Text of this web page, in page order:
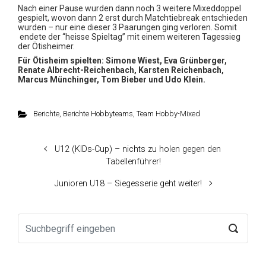
Nach einer Pause wurden dann noch 3 weitere Mixeddoppel
gespielt, wovon dann 2 erst durch Matchtiebreak entschieden
wurden – nur eine dieser 3 Paarungen ging verloren. Somit
endete der “heisse Spieltag” mit einem weiteren Tagessieg
der Ötisheimer.
Für Ötisheim spielten: Simone Wiest, Eva Grünberger,
Renate Albrecht-Reichenbach, Karsten Reichenbach,
Marcus Münchinger, Tom Bieber und Udo Klein.
Berichte, Berichte Hobbyteams, Team Hobby-Mixed
U12 (KIDs-Cup) – nichts zu holen gegen den
Tabellenführer!
Junioren U18 – Siegesserie geht weiter!